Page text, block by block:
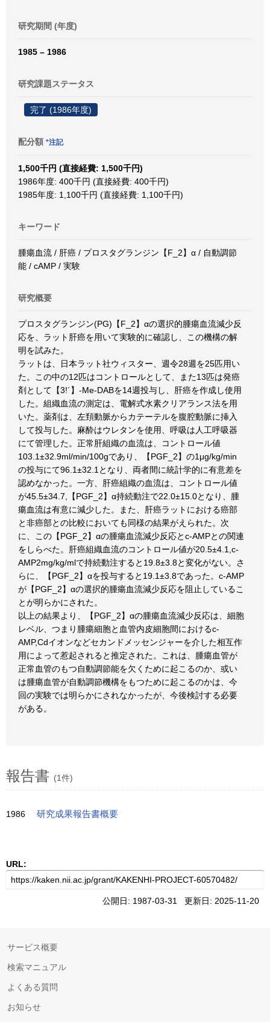
研究期間 (年度)
1985 – 1986
研究課題ステータス
完了 (1986年度)
配分額 *注記
1,500千円 (直接経費: 1,500千円)
1986年度: 400千円 (直接経費: 400千円)
1985年度: 1,100千円 (直接経費: 1,100千円)
キーワード
腫瘍血流 / 肝癌 / プロスタグランジン【F_2】α / 自動調節
能 / cAMP / 実験
研究概要
プロスタグランジン(PG)【F_2】αの選択的腫瘍血流減少反
応を、ラット肝癌を用いて実験的に確認し、この機構の解
明を試みた。
ラットは、日本ラット社ウィスター、週令28週を25匹用い
た。この中の12匹はコントロールとして、また13匹は発癌
剤として【3!´】-Me-DABを14週投与し、肝癌を作成し使用
した。組織血流の測定は、電解式水素クリアランス法を用
いた。薬剤は、左頚動脈からカテーテルを腹腔動脈に挿入
して投与した。麻酔はウレタンを使用、呼吸は人工呼吸器
にて管理した。正常肝組織の血流は、コントロール値
103.1±32.9ml/min/100gであり、【PGF_2】の1μg/kg/min
の投与にて96.1±32.1となり、両者間に統計学的に有意差を
認めなかった。一方、肝癌組織の血流は、コントロール値
が45.5±34.7,【PGF_2】α持続動注で22.0±15.0となり、腫
瘍血流は有意に減少した。また、肝癌ラットにおける癌部
と非癌部との比較においても同様の結果がえられた。次
に、この【PGF_2】αの腫瘍血流減少反応とc-AMPとの関連
をしらべた。肝癌組織血流のコントロール値が20.5±4.1,c-
AMP2mg/kg/mlで持続動注すると19.8±3.8と変化がない。さ
らに、【PGF_2】αを投与すると19.1±3.8であった。c-AMP
が【PGF_2】αの選択的腫瘍血流減少反応を阻止しているこ
とが明らかにされた。
以上の結果より、【PGF_2】αの腫瘍血流減少反応は、細胞
レベル、つまり腫瘍細胞と血管内皮細胞間におけるc-
AMP,Cdイオンなどセカンドメッセンジャーを介した相互作
用によって惹起されると推定された。これは、腫瘍血管が
正常血管のもつ自動調節能を欠くために起こるのか、或い
は腫瘍血管が自動調節機構をもつために起こるのかは、今
回の実験では明らかにされなかったが、今後検討する必要
がある。
報告書 (1件)
1986 研究成果報告書概要
URL:
公開日: 1987-03-31 更新日: 2025-11-20
サービス概要
検索マニュアル
よくある質問
お知らせ